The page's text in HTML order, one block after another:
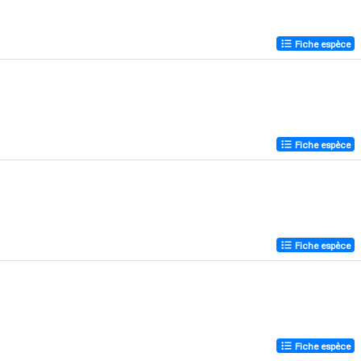
Fiche espèce
Fiche espèce
Fiche espèce
Fiche espèce